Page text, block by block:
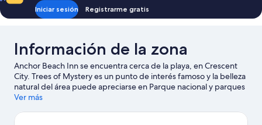
Iniciar sesión Registrarme gratis
Información de la zona
Anchor Beach Inn se encuentra cerca de la playa, en Crescent
City. Trees of Mystery es un punto de interés famoso y la belleza
natural del área puede apreciarse en Parque nacional y parques
estatales de Redwood y Jedediah Smith Redwoods State Park.
actividades como avistaje de ballenas.
Ver más